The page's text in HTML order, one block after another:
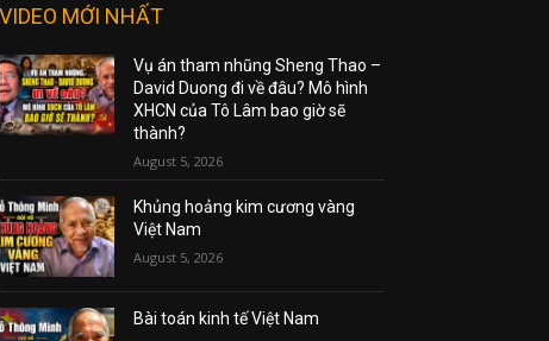
VIDEO MỚI NHẤT
Vụ án tham nhũng Sheng Thao –
David Duong đi về đâu? Mô hình
XHCN của Tô Lâm bao giờ sẽ
thành?
August 5, 2026
Khủng hoảng kim cương vàng
Việt Nam
August 5, 2026
Bài toán kinh tế Việt Nam